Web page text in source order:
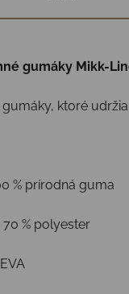
gumáky Mikk-
ktoré
% prírodná guma
70 % polyester